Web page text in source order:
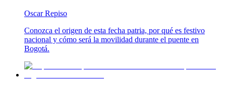
Oscar Repiso
Conozca el origen de esta fecha patria, por qué es festivo
nacional y cómo será la movilidad durante el puente en
Bogotá.